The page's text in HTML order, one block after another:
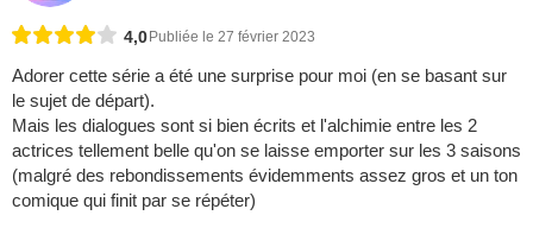
4,0Publiée le 27 février 2023
Adorer cette série a été une surprise pour moi (en se basant sur
le sujet de départ).
Mais les dialogues sont si bien écrits et l'alchimie entre les 2
actrices tellement belle qu'on se laisse emporter sur les 3 saisons
(malgré des rebondissements évidemments assez gros et un ton
comique qui finit par se répéter)